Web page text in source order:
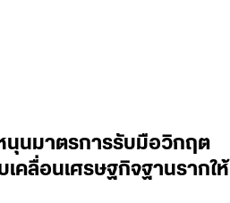
นุนมาตรการรับมือวิกฤต
คลื่อนเศรษฐกิจฐานรากให้